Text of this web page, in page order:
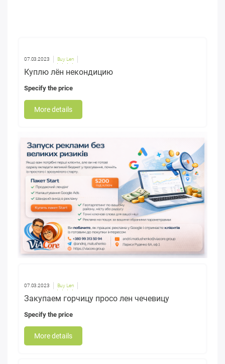
07.03.2023 Buy Len
Куплю лён некондицию
Specify the price
More details
07.03.2023 Buy Len
Закупаем горчицу просо лен чечевицу
Specify the price
More details